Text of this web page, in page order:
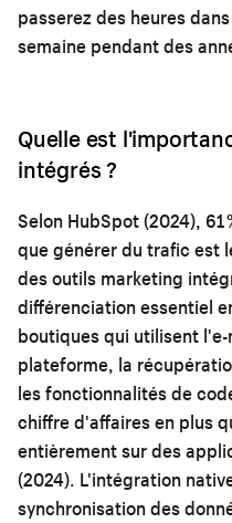
passerez des heures
semaine pendant des
Quelle est
intégrés ?
Selon HubSpot (2024),
que générer du trafic est
des outils marketing
différenciation essentiel
boutiques qui utilisent
plateforme, la
les fonctionnalités de
chiffre d'affaires en plus
entièrement sur des
(2024). L'intégration
synchronisation des